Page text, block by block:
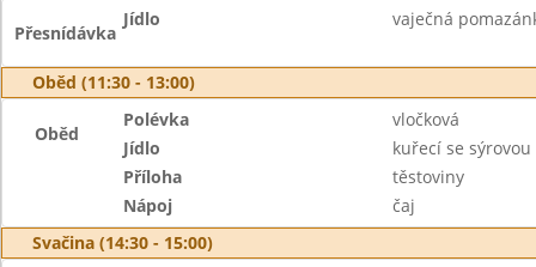
Přesnídávka
Jídlo vaječná
Oběd (11:30 - 13:00)
Oběd
Polévka
vločková
Jídlo
kuřecí se
Příloha
těstoviny
Nápoj
čaj
Svačina (14:30 - 15:00)